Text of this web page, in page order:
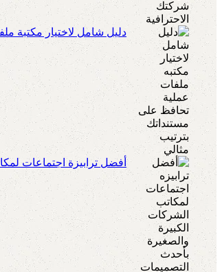
دليل شامل لاختيار مكتبة
أفضل ترابيزة اجتماعات